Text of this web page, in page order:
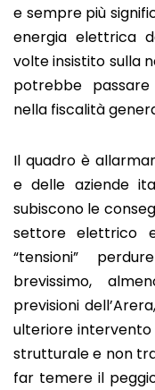
e sempre più
energia elettrica
volte insistito sulla
potrebbe
nella fiscalità
Il quadro è
e delle aziende
subiscono le
settore elettrico
“tensioni”
brevissimo,
previsioni
ulteriore
strutturale e non
far temere il